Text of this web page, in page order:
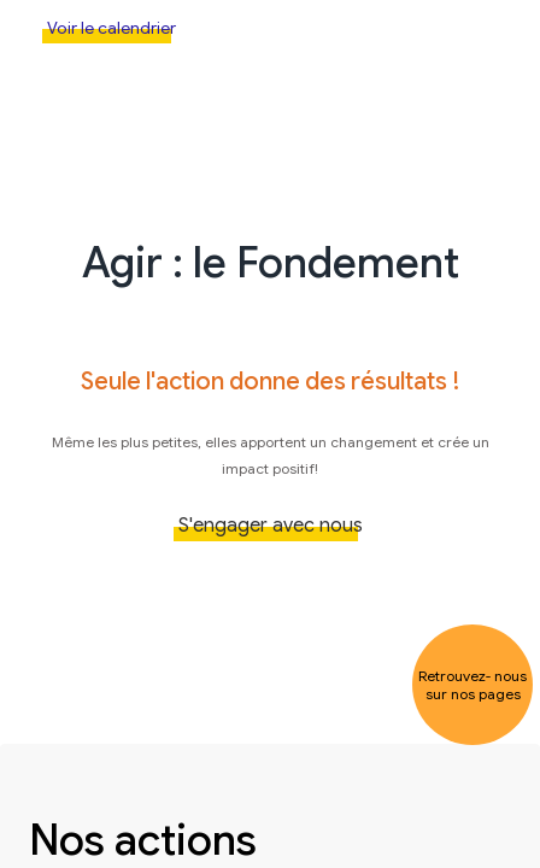
Voir le calendrier
Agir : le Fondement
Seule l'action donne des résultats !
Même les plus petites, elles apportent un changement et crée un
impact positif!
S'engager avec nous
Nos actions
Retrouvez- nous
sur nos pages